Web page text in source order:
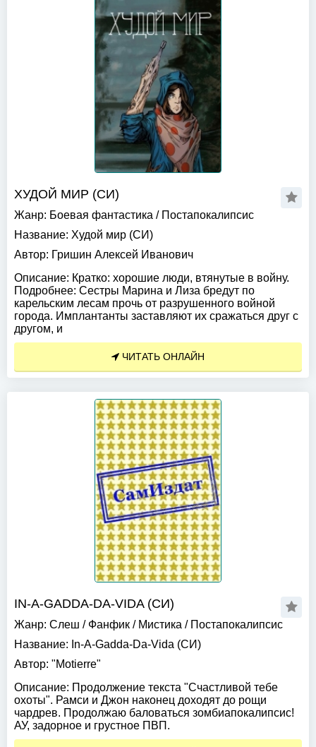
ХУДОЙ МИР (СИ)
Жанр: Боевая фантастика / Постапокалипсис
Название: Худой мир (СИ)
Автор: Гришин Алексей Иванович
Описание: Кратко: хорошие люди, втянутые в войну.
Подробнее: Сестры Марина и Лиза бредут по
карельским лесам прочь от разрушенного войной
города. Имплантанты заставляют их сражаться друг с
другом, и
ЧИТАТЬ ОНЛАЙН
IN-A-GADDA-DA-VIDA (СИ)
Жанр: Слеш / Фанфик / Мистика / Постапокалипсис
Название: In-A-Gadda-Da-Vida (СИ)
Автор: "Motierre"
Описание: Продолжение текста "Счастливой тебе
охоты". Рамси и Джон наконец доходят до рощи
чардрев. Продолжаю баловаться зомбиапокалипсис!
АУ, задорное и грустное ПВП.